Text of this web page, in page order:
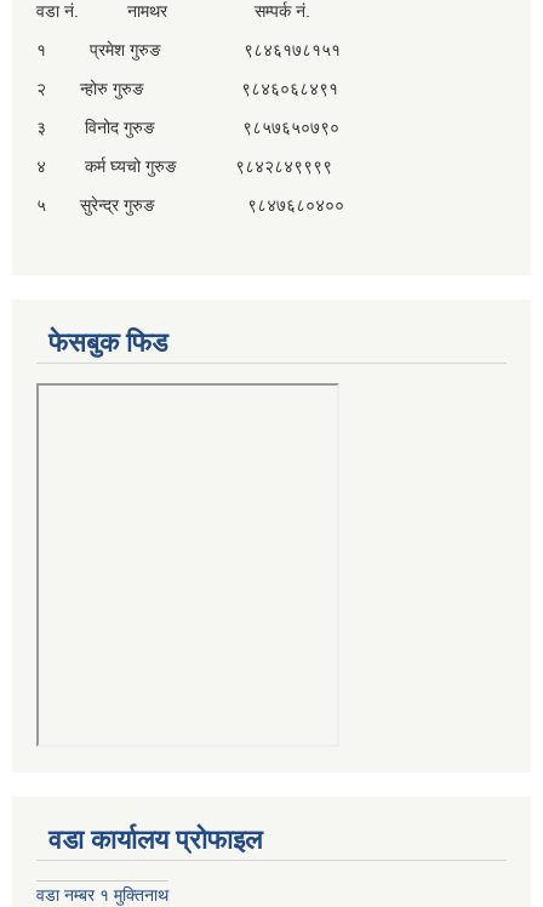
वडा नं. नामथर सम्पर्क नं.
१ प्रमेश गुरुङ ९८४६१७८१५१
२ न्होरु गुरुङ ९८४६०६८४९१
३ विनोद गुरुङ ९८५७६५०७९०
४ कर्म घ्यचो गुरुङ ९८४२८४९९९९
५ सुरेन्द्र गुरुङ ९८४७६८०४००
फेसबुक फिड
वडा कार्यालय प्रोफाइल
वडा नम्बर १ मुक्तिनाथ